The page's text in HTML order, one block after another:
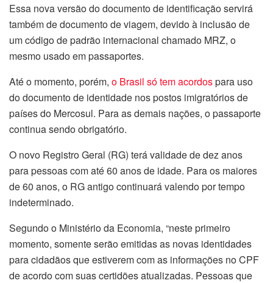
Essa nova versão do documento de identificação servirá
também de documento de viagem, devido à inclusão de
um código de padrão internacional chamado MRZ, o
mesmo usado em passaportes.
Até o momento, porém, o Brasil só tem acordospara uso
do documento de identidade nos postos imigratórios de
países do Mercosul. Para as demais nações, o passaporte
continua sendo obrigatório.
O novo Registro Geral (RG) terá validade de dez anos
para pessoas com até 60 anos de idade. Para os maiores
de 60 anos, o RG antigo continuará valendo por tempo
indeterminado.
Segundo o Ministério da Economia, “neste primeiro
momento, somente serão emitidas as novas identidades
para cidadãos que estiverem com as informações no CPF
de acordo com suas certidões atualizadas. Pessoas que